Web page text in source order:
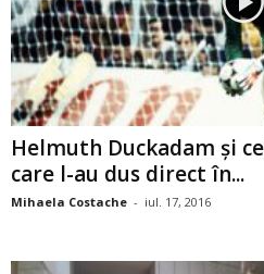
Helmuth Duckadam şi
care l-au dus direct în...
Mihaela Costache - iul. 17, 2016